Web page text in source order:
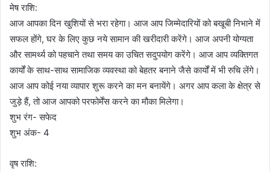
मेष राशि:
आज आपका दिन खुशियों से भरा रहेगा। आज आप जिम्मेदारियों को बखूबी निभाने में
सफल होंगे, घर के लिए कुछ नये सामान की खरीदारी करेंगे। आज अपनी योग्यता
और सामर्थ्य को पहचाने तथा समय का उचित सदुपयोग करेंगे। आज आप व्यक्तिगत
कार्यों के साथ-साथ सामाजिक व्यवस्था को बेहतर बनाने जैसे कार्यों में भी रुचि लेंगे।
आज आप कोई नया व्यापार शुरू करने का मन बनायेंगे। अगर आप कला के क्षेत्र से
जुड़े हैं, तो आज आपको परफोर्मेंस करने का मौका मिलेगा।
शुभ रंग- सफेद
शुभ अंक- 4
वृष राशि: